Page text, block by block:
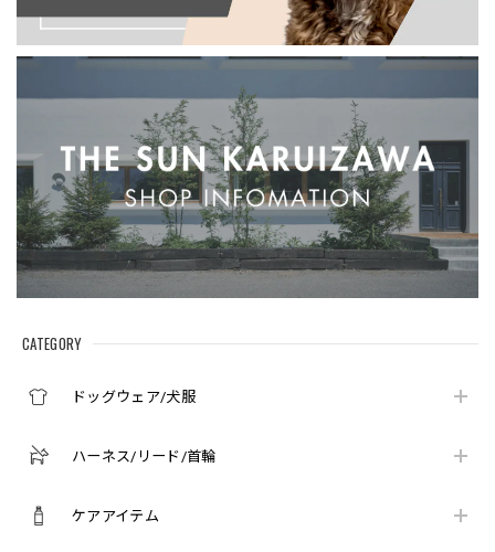
CATEGORY
ドッグウェア/犬服
ハーネス/リード/首輪
ケアアイテム